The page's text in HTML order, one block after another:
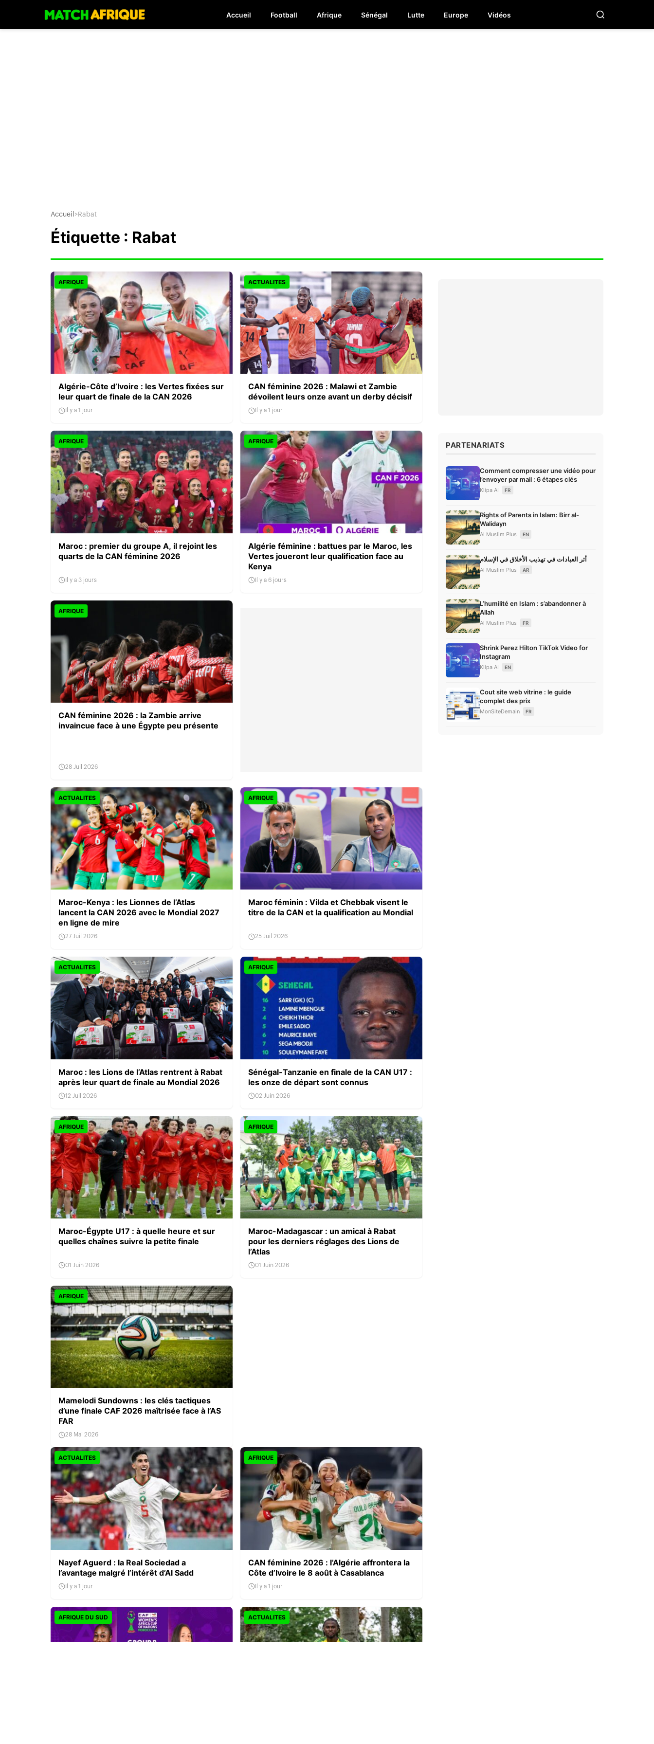
Accueil Football Afrique Sénégal Lutte Europe Vidéos
Accueil > Rabat
Étiquette : Rabat
AFRIQUE
Algérie-Côte d’Ivoire : les Vertes fixées sur
leur quart de finale de la CAN 2026
Il y a 1 jour
ACTUALITES
CAN féminine 2026 : Malawi et Zambie
dévoilent leurs onze avant un derby décisif
Il y a 1 jour
AFRIQUE
Maroc : premier du groupe A, il rejoint les
quarts de la CAN féminine 2026
Il y a 3 jours
AFRIQUE
Algérie féminine : battues par le Maroc, les
Vertes joueront leur qualification face au
Kenya
Il y a 6 jours
AFRIQUE
CAN féminine 2026 : la Zambie arrive
invaincue face à une Égypte peu présente
28 Juil 2026
ACTUALITES
Maroc-Kenya : les Lionnes de l’Atlas
lancent la CAN 2026 avec le Mondial 2027
en ligne de mire
27 Juil 2026
AFRIQUE
Maroc féminin : Vilda et Chebbak visent le
titre de la CAN et la qualification au Mondial
25 Juil 2026
ACTUALITES
Maroc : les Lions de l’Atlas rentrent à Rabat
après leur quart de finale au Mondial 2026
12 Juil 2026
AFRIQUE
Sénégal-Tanzanie en finale de la CAN U17 :
les onze de départ sont connus
02 Juin 2026
AFRIQUE
Maroc-Égypte U17 : à quelle heure et sur
quelles chaînes suivre la petite finale
01 Juin 2026
AFRIQUE
Maroc-Madagascar : un amical à Rabat
pour les derniers réglages des Lions de
l’Atlas
01 Juin 2026
AFRIQUE
Mamelodi Sundowns : les clés tactiques
d’une finale CAF 2026 maîtrisée face à l’AS
FAR
28 Mai 2026
ACTUALITES
Nayef Aguerd : la Real Sociedad a
l’avantage malgré l’intérêt d’Al Sadd
Il y a 1 jour
AFRIQUE
CAN féminine 2026 : l’Algérie affrontera la
Côte d’Ivoire le 8 août à Casablanca
Il y a 1 jour
AFRIQUE DU SUD ACTUALITES
PARTENARIATS
Comment compresser une vidéo pour
l’envoyer par mail : 6 étapes clés
Klipa AI FR
Rights of Parents in Islam: Birr al-
Walidayn
Al Muslim Plus EN
أثر العبادات في تهذيب الأخلاق في الإسلام
Al Muslim Plus AR
L’humilité en Islam : s’abandonner à
Allah
Al Muslim Plus FR
Shrink Perez Hilton TikTok Video for
Instagram
Klipa AI EN
Cout site web vitrine : le guide
complet des prix
MonSiteDemain FR